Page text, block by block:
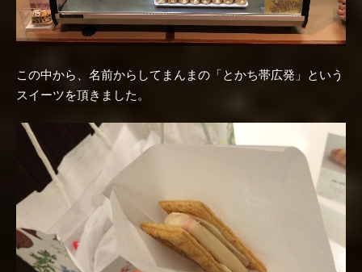
この中から、名前からしてまんまの「とかち帯広発」という
スイーツを頂きました。